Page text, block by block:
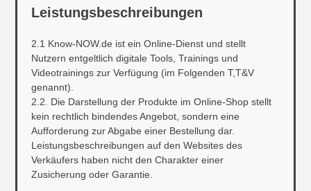
Leistungsbeschreibungen
2.1 Know-NOW.de ist ein Online-Dienst und stellt
Nutzern entgeltlich digitale Tools, Trainings und
Videotrainings zur Verfügung (im Folgenden T,T&V
genannt).
2.2. Die Darstellung der Produkte im Online-Shop stellt
kein rechtlich bindendes Angebot, sondern eine
Aufforderung zur Abgabe einer Bestellung dar.
Leistungsbeschreibungen auf den Websites des
Verkäufers haben nicht den Charakter einer
Zusicherung oder Garantie.